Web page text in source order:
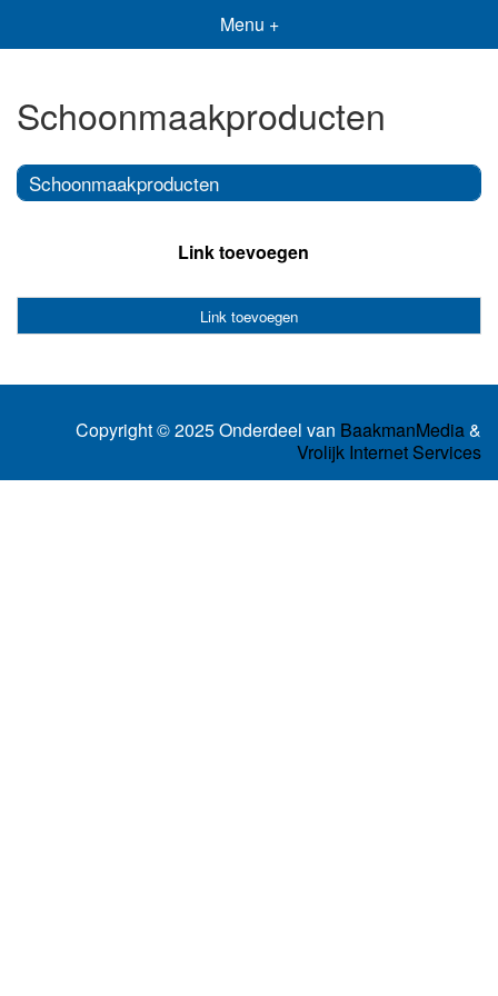
Menu +
Schoonmaakproducten
Schoonmaakproducten
Link toevoegen
Link toevoegen
Copyright © 2025 Onderdeel van BaakmanMedia&
Vrolijk Internet Services